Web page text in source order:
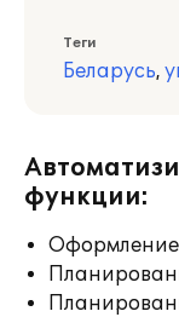
Теги
Беларусь,
функции:
Оформление